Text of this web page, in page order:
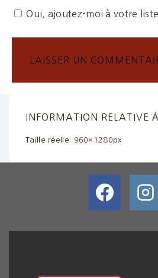
Oui, ajoutez-moi à votre
INFORMATION RELATIVE
Taille réelle: 960×1280px